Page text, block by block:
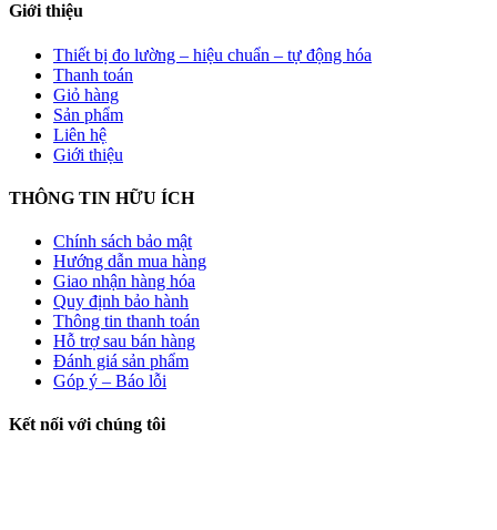
Giới thiệu
Thiết bị đo lường – hiệu chuẩn – tự động hóa
Thanh toán
Giỏ hàng
Sản phẩm
Liên hệ
Giới thiệu
THÔNG TIN HỮU ÍCH
Chính sách bảo mật
Hướng dẫn mua hàng
Giao nhận hàng hóa
Quy định bảo hành
Thông tin thanh toán
Hỗ trợ sau bán hàng
Đánh giá sản phẩm
Góp ý – Báo lỗi
Kết nối với chúng tôi